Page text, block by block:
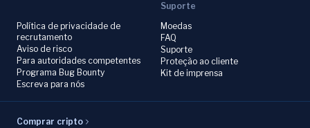
Política de privacidade de
recrutamento
Aviso de risco
Para autoridades competentes
Programa Bug Bounty
Escreva para nós
Suporte
Moedas
FAQ
Suporte
Proteção ao cliente
Kit de imprensa
Comprar cripto